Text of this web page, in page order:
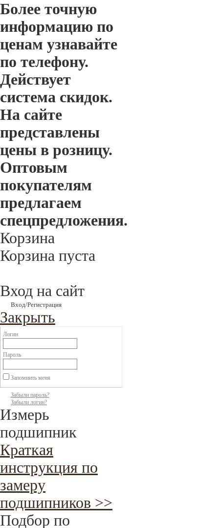
Более точную
информацию по
ценам узнавайте
по телефону.
Действует
система скидок.
На сайте
представлены
цены в розницу.
Оптовым
покупателям
предлагаем
спецпредложения.
Корзина
Корзина пуста
Вход на сайт
Вход/Регистрация
Закрыть
Логин
Пароль
Запомнить меня
Забыли пароль?
Забыли логин?
Измерь
подшипник
Краткая
инструкция по
замеру
подшипников >>
Подбор по